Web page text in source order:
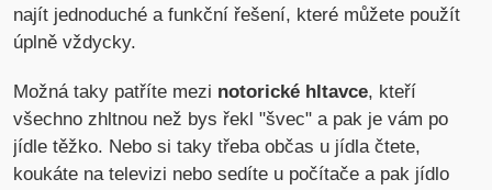
najít jednoduché a funkční řešení, které můžete použít
úplně vždycky.
Možná taky patříte mezi notorické hltavce, kteří
všechno zhltnou než bys řekl "švec" a pak je vám po
jídle těžko. Nebo si taky třeba občas u jídla čtete,
koukáte na televizi nebo sedíte u počítače a pak jídlo